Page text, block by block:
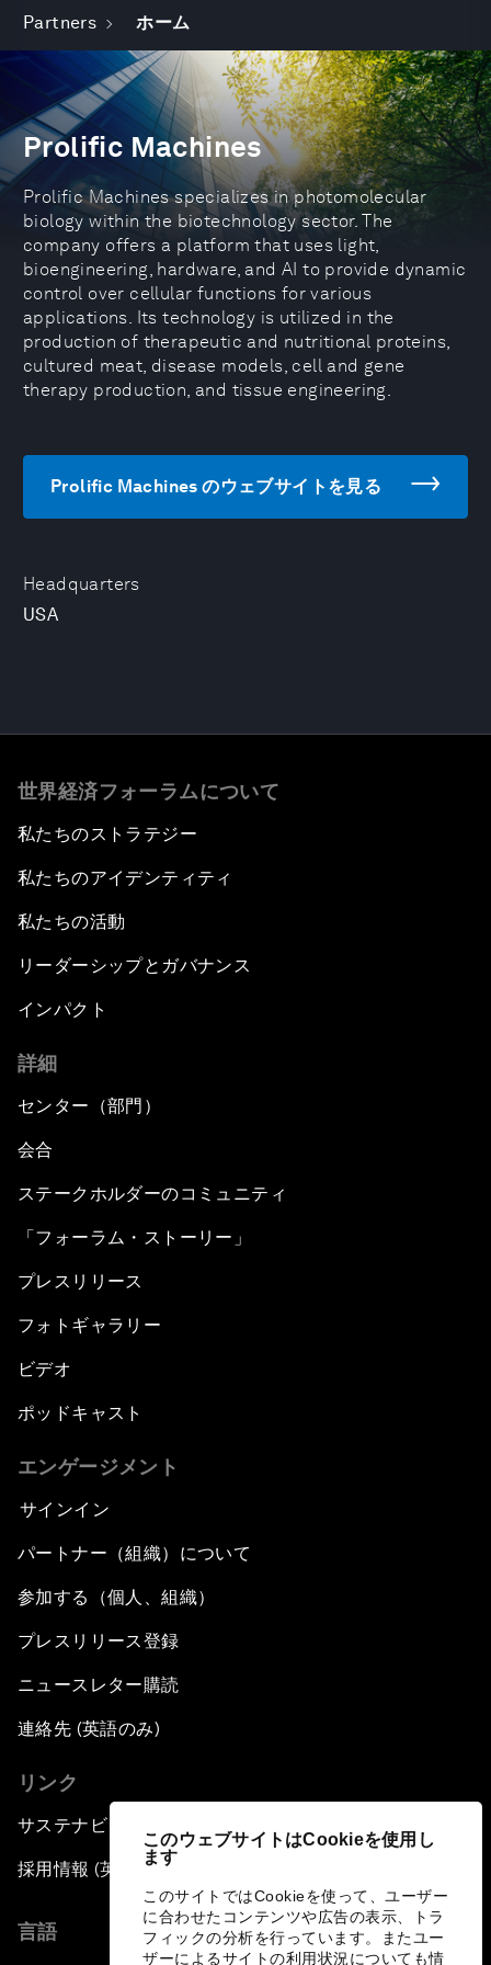
このウェブサイトはCookieを使用し
ます
このサイトではCookieを使って、ユーザー
に合わせたコンテンツや広告の表示、トラ
フィックの分析を行っています。またユー
ザーによるサイトの利用状況についても情
Partners ホーム
Headquarters
USA
Prolific Machines
Prolific Machines specializes in photomolecular
biology within the biotechnology sector. The
company offers a platform that uses light,
bioengineering, hardware, and AI to provide dynamic
control over cellular functions for various
applications. Its technology is utilized in the
production of therapeutic and nutritional proteins,
cultured meat, disease models, cell and gene
therapy production, and tissue engineering.
Prolific Machines のウェブサイトを見る
世界経済フォーラムについて
私たちのストラテジー
私たちのアイデンティティ
私たちの活動
リーダーシップとガバナンス
インパクト
詳細
センター（部門）
会合
ステークホルダーのコミュニティ
「フォーラム・ストーリー」
プレスリリース
フォトギャラリー
ビデオ
ポッドキャスト
エンゲージメント
サインイン
パートナー（組織）について
参加する（個人、組織）
プレスリリース登録
ニュースレター購読
連絡先 (英語のみ)
リンク
サステナビリティへの取り組み
採用情報 (英語のみ)
言語